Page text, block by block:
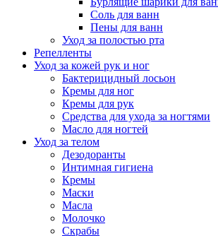
Соль для ванн
Пены для ванн
Уход за полостью рта
Репелленты
Уход за кожей рук и ног
Бактерицидный лосьон
Кремы для ног
Кремы для рук
Средства для ухода за ногтями
Масло для ногтей
Уход за телом
Дезодоранты
Интимная гигиена
Кремы
Маски
Масла
Молочко
Скрабы